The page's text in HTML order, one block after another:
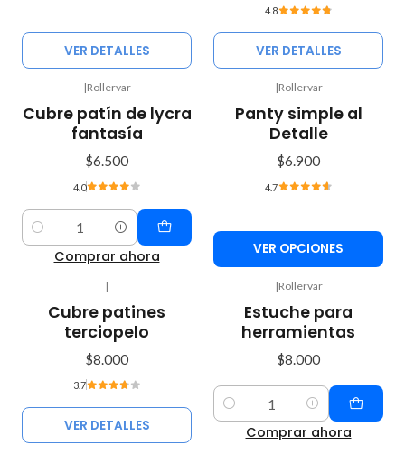
VER DETALLES
4.8
VER DETALLES
|Rollervar
Cubre patín de lycra
fantasía
$6.500
4.0
Cantidad
Comprar ahora
|Rollervar
Panty simple al
Detalle
$6.900
4.7
VER OPCIONES
|
Cubre patines
terciopelo
$8.000
3.7
VER DETALLES
|Rollervar
Estuche para
herramientas
$8.000
Cantidad
Comprar ahora